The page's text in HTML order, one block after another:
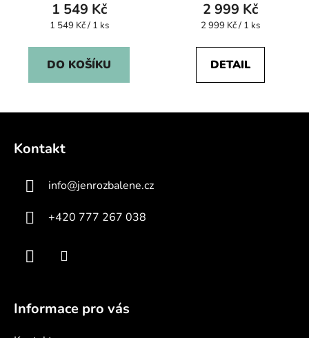
1 549 Kč
Měrná
1 549 Kč / 1 ks
DO KOŠÍKU
2 999 Kč
Měrná
2 999 Kč / 1 ks
DETAIL
Kontakt
info@jenrozbalene.cz
+420 777 267 038
Informace pro vás